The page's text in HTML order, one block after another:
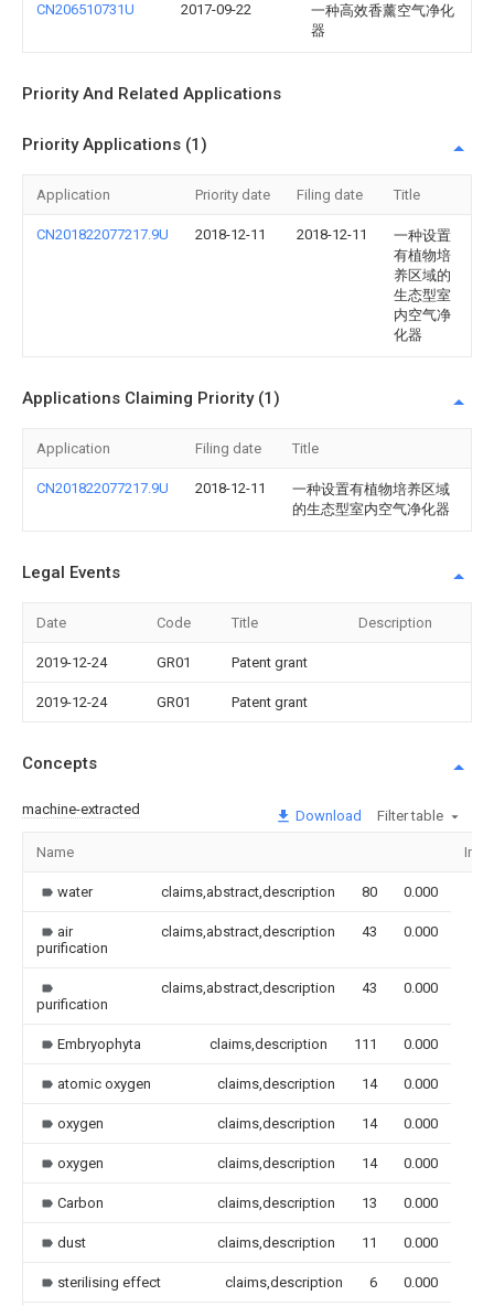
CN206510731U 2017-09-22
一种高效香薰空气净化
器
Priority And Related Applications
Priority Applications (1)
Application Priority date Filing date Title
CN201822077217.9U 2018-12-11 2018-12-11
一种设置
有植物培
养区域的
生态型室
内空气净
化器
Applications Claiming Priority (1)
Application Filing date Title
CN201822077217.9U 2018-12-11
一种设置有植物培养区域
的生态型室内空气净化器
Legal Events
Date Code Title Description
2019-12-24 GR01 Patent grant
2019-12-24 GR01 Patent grant
Concepts
machine-extracted Download Filter table
Name
water claims,abstract,description 80 0.000
air
purification
claims,abstract,description 43 0.000
purification
claims,abstract,description 43 0.000
Embryophyta claims,description 111 0.000
atomic oxygen claims,description 14 0.000
oxygen claims,description 14 0.000
oxygen claims,description 14 0.000
Carbon claims,description 13 0.000
dust claims,description 11 0.000
sterilising effect claims,description 6 0.000